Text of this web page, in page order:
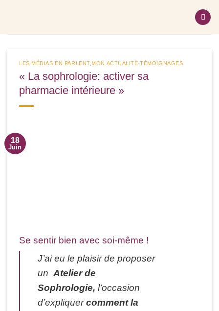
LES MÉDIAS EN PARLENT, MON ACTUALITÉ ,TÉMOIGNAGES
« La sophrologie: activer sa
pharmacie intérieure »
18
Juin
Se sentir bien avec soi-même !
J’ai eu le plaisir de proposer
un Atelier de
Sophrologie, l’occasion
d’expliquercomment la